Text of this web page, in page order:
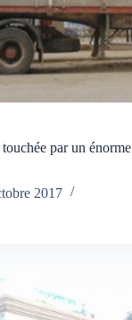
par un énorme
2017